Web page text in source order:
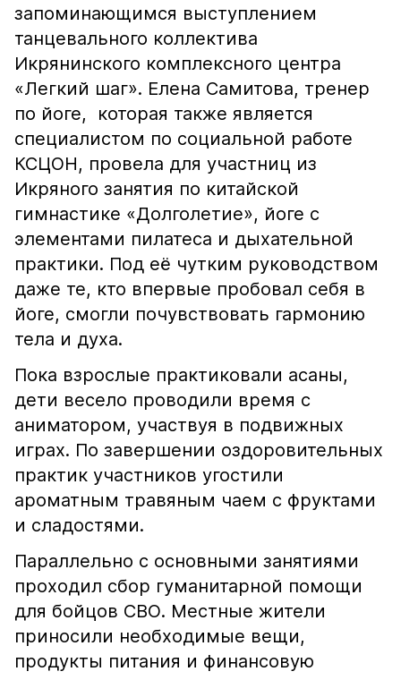
запоминающимся выступлением
танцевального коллектива
Икрянинского комплексного центра
«Легкий шаг». Елена Самитова, тренер
по йоге, которая также является
специалистом по социальной работе
КСЦОН, провела для участниц из
Икряного занятия по китайской
гимнастике «Долголетие», йоге с
элементами пилатеса и дыхательной
практики. Под её чутким руководством
даже те, кто впервые пробовал себя в
йоге, смогли почувствовать гармонию
тела и духа.
Пока взрослые практиковали асаны,
дети весело проводили время с
аниматором, участвуя в подвижных
играх. По завершении оздоровительных
практик участников угостили
ароматным травяным чаем с фруктами
и сладостями.
Параллельно с основными занятиями
проходил сбор гуманитарной помощи
для бойцов СВО. Местные жители
приносили необходимые вещи,
продукты питания и финансовую